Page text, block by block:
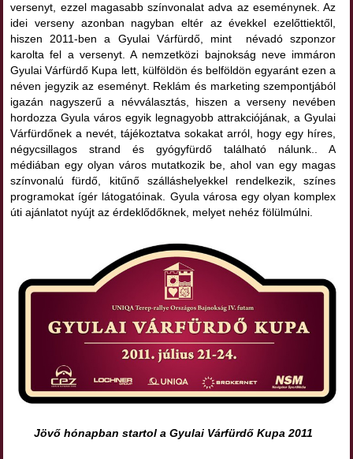
versenyt, ezzel magasabb színvonalat adva az eseménynek. Az
idei verseny azonban nagyban eltér az évekkel ezelőttiektől,
hiszen 2011-ben a Gyulai Várfürdő, mint névadó szponzor
karolta fel a versenyt. A nemzetközi bajnokság neve immáron
Gyulai Várfürdő Kupa lett, külföldön és belföldön egyaránt ezen a
néven jegyzik az eseményt. Reklám és marketing szempontjából
igazán nagyszerű a névválasztás, hiszen a verseny nevében
hordozza Gyula város egyik legnagyobb attrakciójának, a Gyulai
Várfürdőnek a nevét, tájékoztatva sokakat arról, hogy egy híres,
négycsillagos strand és gyógyfürdő található nálunk.. A
médiában egy olyan város mutatkozik be, ahol van egy magas
színvonalú fürdő, kitűnő szálláshelyekkel rendelkezik, színes
programokat ígér látogatóinak. Gyula városa egy olyan komplex
úti ajánlatot nyújt az érdeklődőknek, melyet nehéz fölülmúlni.
Jövő hónapban startol a Gyulai Várfürdő Kupa 2011